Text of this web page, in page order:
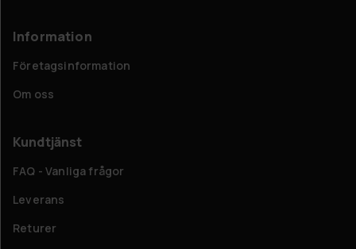
Information
Företagsinformation
Om oss
Kundtjänst
FAQ - Vanliga frågor
Leverans
Returer